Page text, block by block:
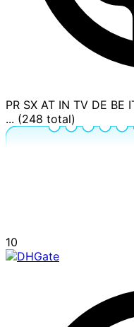
PR SX AT IN TV DE BE
... (248 total)
10